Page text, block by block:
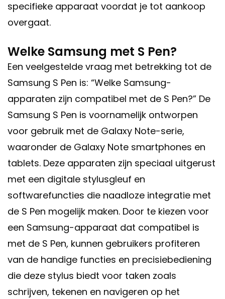
specifieke apparaat voordat je tot aankoop
overgaat.
Welke Samsung met S Pen?
Een veelgestelde vraag met betrekking tot de
Samsung S Pen is: “Welke Samsung-
apparaten zijn compatibel met de S Pen?” De
Samsung S Pen is voornamelijk ontworpen
voor gebruik met de Galaxy Note-serie,
waaronder de Galaxy Note smartphones en
tablets. Deze apparaten zijn speciaal uitgerust
met een digitale stylusgleuf en
softwarefuncties die naadloze integratie met
de S Pen mogelijk maken. Door te kiezen voor
een Samsung-apparaat dat compatibel is
met de S Pen, kunnen gebruikers profiteren
van de handige functies en precisiebediening
die deze stylus biedt voor taken zoals
schrijven, tekenen en navigeren op het